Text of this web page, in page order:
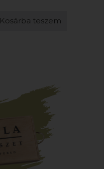
Kosárba teszem